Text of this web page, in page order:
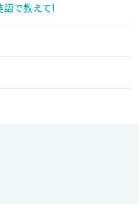
で教えて!